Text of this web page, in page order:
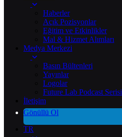
Haberler
Açık Pozisyonlar
Eğitim ve Etkinlikler
Mal & Hizmet Alımları
Medya Merkezi
Basın Bültenleri
Yayınlar
Logolar
Future Lab Podcast Serisi
İletişim
Gönüllü Ol
TR